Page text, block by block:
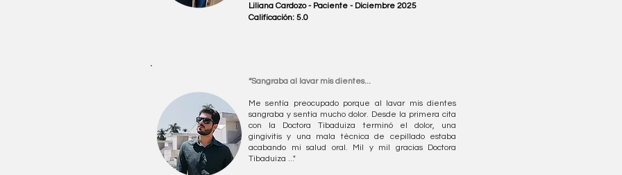
Liliana Cardozo - Paciente - Diciembre 2025
Calificación: 5.0
“Sangraba al lavar mis dientes...
Me sentía preocupado porque al lavar mis dientes
sangraba y sentía mucho dolor. Desde la primera cita
con la Doctora Tibaduiza terminó el dolor, una
gingivitis y una mala técnica de cepillado estaba
acabando mi salud oral. Mil y mil gracias Doctora
Tibaduiza ..."